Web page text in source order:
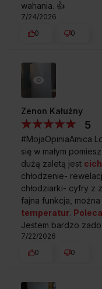
Codzienny
Dźwięki głośnej pracy
zwłaszcza wieczorem
z salonem. Ale to już
Cichej pracy
ograniczyć poziom
elementy. Takie
wszystkim
spokoju.
wahania. 👍️
7/24/2026
0
0
Zenon Kałużny
5
#MojaOpiniaAmica
się w małym
dużą zaletą jest
chłodzenie-
chłodziarki- cyfry z
fajna funkcja,
temperatur.
Jestem bardzo
7/22/2026
0
0